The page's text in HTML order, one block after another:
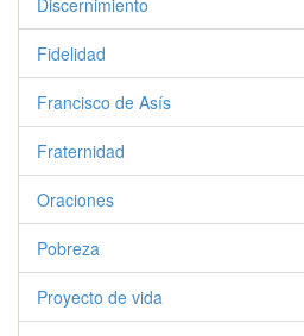
Discernimiento
Fidelidad
Francisco de Asís
Fraternidad
Oraciones
Pobreza
Proyecto de vida